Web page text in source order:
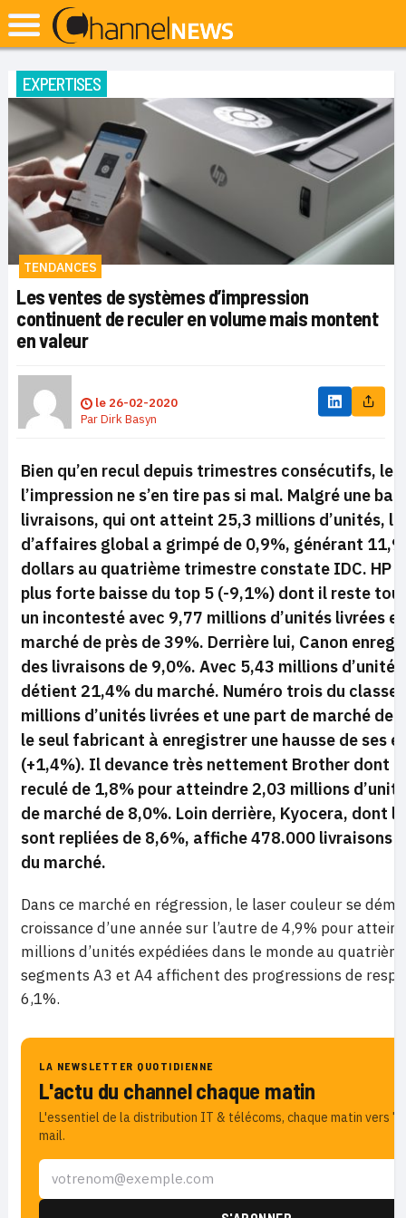
EXPERTISES
TENDANCES
Les ventes de systèmes d’impression
continuent de reculer en volume mais montent
en valeur
le 26-02-2020
ParDirk Basyn
Bien qu’en recul depuis trimestres consécutifs, le
l’impression ne s’en tire pas si mal. Malgré une
livraisons, qui ont atteint 25,3 millions d’unités,
d’affaires global a grimpé de 0,9%, générant
dollars au quatrième trimestre constate IDC. HP
plus forte baisse du top 5 (-9,1%) dont il reste
un incontesté avec 9,77 millions d’unités livrées
marché de près de 39%. Derrière lui, Canon
des livraisons de 9,0%. Avec 5,43 millions
détient 21,4% du marché. Numéro trois du
millions d’unités livrées et une part de marché de
le seul fabricant à enregistrer une hausse de ses
(+1,4%). Il devance très nettement Brother dont
reculé de 1,8% pour atteindre 2,03 millions
de marché de 8,0%. Loin derrière, Kyocera, dont
sont repliées de 8,6%, affiche 478.000 livraisons
du marché.
Dans ce marché en régression, le laser couleur se
croissance d’une année sur l’autre de 4,9% pour
millions d’unités expédiées dans le monde au
segments A3 et A4 affichent des progressions de
6,1%.
LA NEWSLETTER QUOTIDIENNE
L'actu du channel chaque matin
L'essentiel de la distribution IT & télécoms, chaque matin vers
mail.